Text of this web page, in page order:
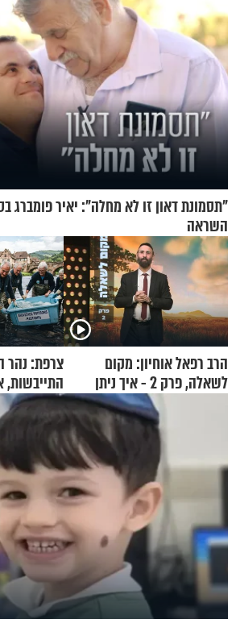
"תסמונת דאון זו לא מחלה": יאיר פומברג
השראה
הרב רפאל אוחיון: מקום
לשאלה, פרק 2 - איך ניתן
להוכיח שהתורה משמיים?
צרפת: נהר
התייבשות,
במבצעי חילוץ